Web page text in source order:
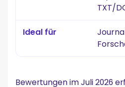
TXT/
Bewertungen im Juli 2026